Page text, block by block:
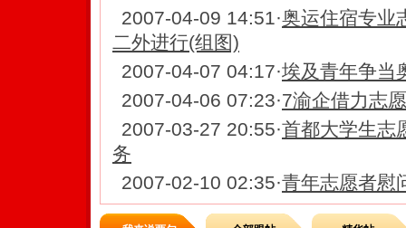
2007-04-09 14:51·奥运住宿专业
二外进行(组图)
2007-04-07 04:17·埃及青年争当
2007-04-06 07:23·7渝企借力志
2007-03-27 20:55·首都大学生志
务
2007-02-10 02:35·青年志愿者慰